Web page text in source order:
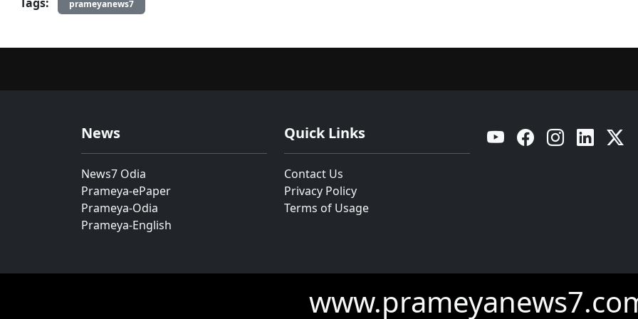
prameyanews7
News
News7 Odia
Prameya-ePaper
Prameya-Odia
Prameya-English
Quick Links
Contact Us
Privacy Policy
Terms of Usage
YouTube Facebook Instagram